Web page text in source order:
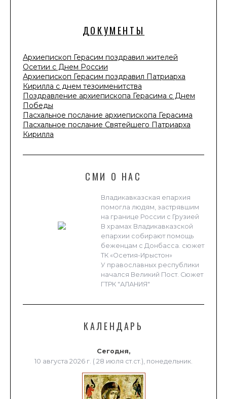
ДОКУМЕНТЫ
Архиепископ Герасим поздравил жителей
Осетии с Днем России
Архиепископ Герасим поздравил Патриарха
Кирилла с днем тезоименитства
Поздравление архиепископа Герасима с Днем
Победы
Пасхальное послание архиепископа Герасима
Пасхальное послание Святейшего Патриарха
Кирилла
СМИ О НАС
Владикавказская епархия
помогла людям, застрявшим
на границе России с Грузией
В храмах Владикавказской
епархии собирают помощь
беженцам с Донбасса. сюжет
ТК «Осетия-Ирыстон»
У православных республики
начался Великий Пост. Сюжет
ГТРК "АЛАНИЯ"
КАЛЕНДАРЬ
Сегодня,
10 августа 2026 г. ( 28 июля ст.ст.), понедельник.